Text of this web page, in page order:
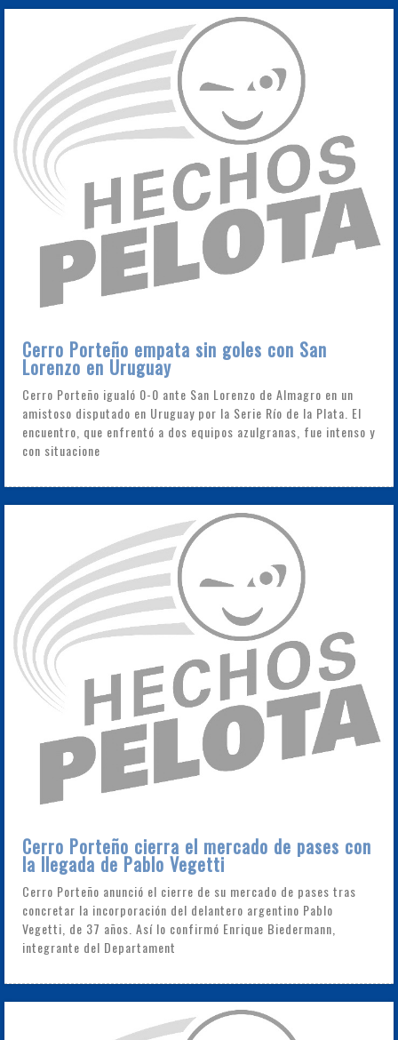
Cerro Porteño empata sin goles con San
Lorenzo en Uruguay
Cerro Porteño igualó 0-0 ante San Lorenzo de Almagro en un
amistoso disputado en Uruguay por la Serie Río de la Plata. El
encuentro, que enfrentó a dos equipos azulgranas, fue intenso y
con situacione
Cerro Porteño cierra el mercado de pases con
la llegada de Pablo Vegetti
Cerro Porteño anunció el cierre de su mercado de pases tras
concretar la incorporación del delantero argentino Pablo
Vegetti, de 37 años. Así lo confirmó Enrique Biedermann,
integrante del Departament